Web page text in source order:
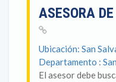
ASESORA
Ubicación: San
Departamento :
El asesor debe